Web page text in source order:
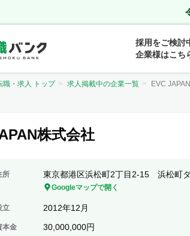
採用をご検討
企業様はこち
職・求人 トップ 求人掲載中の企業一覧 EVC
株式会社
所 東京都港区浜松町2丁目2-15 浜松町
Googleマップで開く
立 2012年12月
本金 30,000,000円